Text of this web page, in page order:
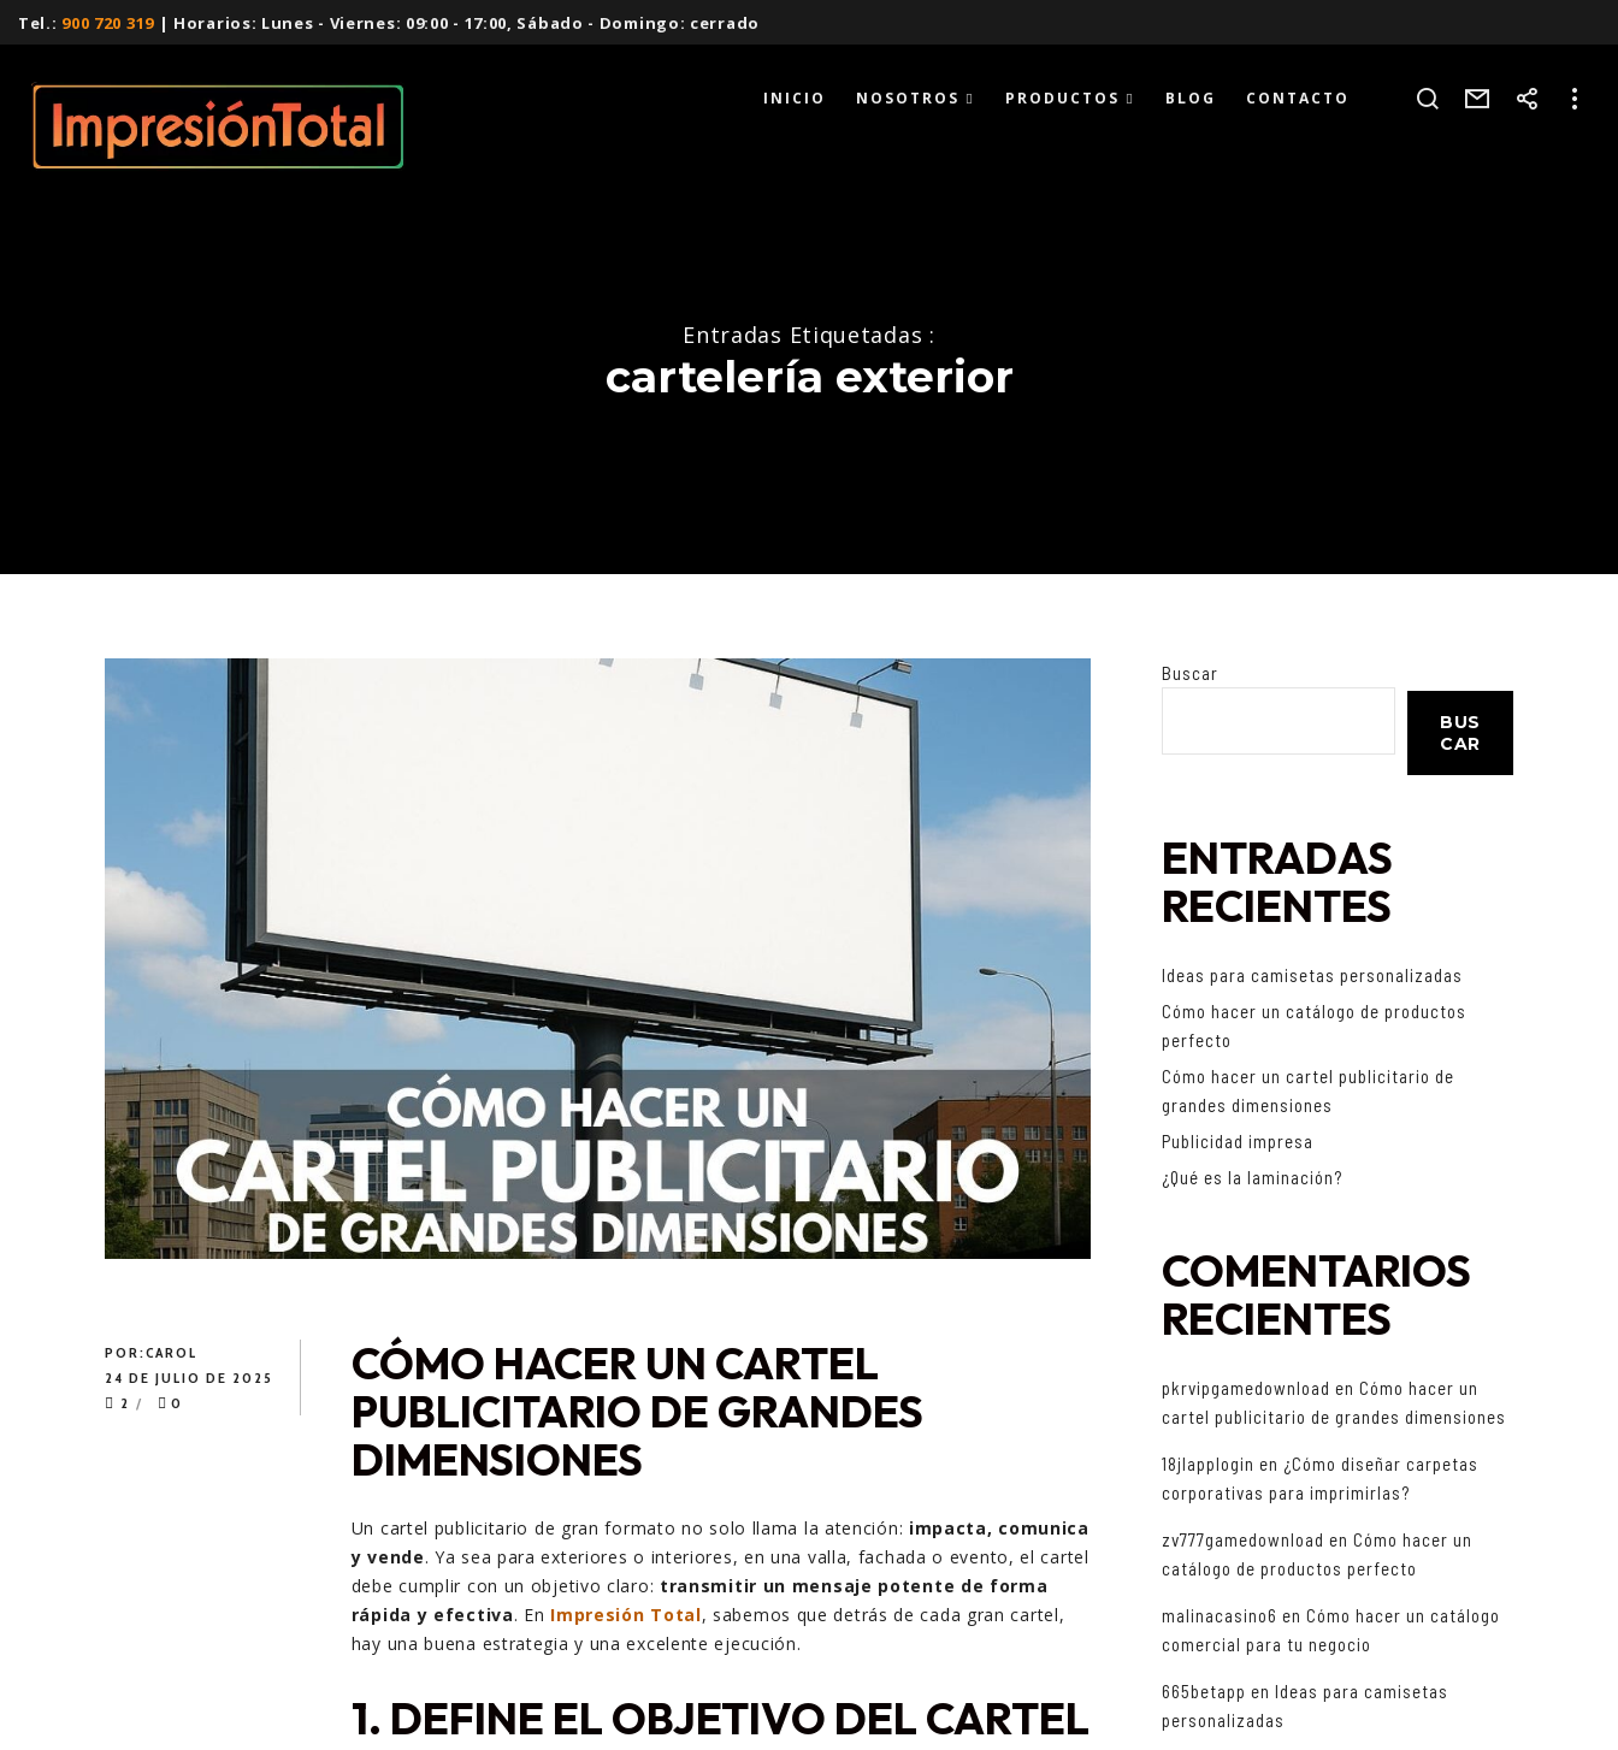
Tel.: 900 720 319| Horarios: Lunes - Viernes: 09:00 - 17:00, Sábado - Domingo: cerrado
INICIO NOSOTROS PRODUCTOS BLOG CONTACTO
Entradas Etiquetadas :
cartelería exterior
POR:CAROL
24 DE JULIO DE 2025
2
0
CÓMO HACER UN CARTEL
PUBLICITARIO DE GRANDES
DIMENSIONES
Un cartel publicitario de gran formato no solo llama la atención: impacta, comunica
y vende. Ya sea para exteriores o interiores, en una valla, fachada o evento, el cartel
debe cumplir con un objetivo claro: transmitir un mensaje potente de forma
rápida y efectiva. En Impresión Total, sabemos que detrás de cada gran cartel,
hay una buena estrategia y una excelente ejecución.
1. DEFINE EL OBJETIVO DEL CARTEL
Buscar
BUS
CAR
ENTRADAS
RECIENTES
Ideas para camisetas personalizadas
Cómo hacer un catálogo de productos
perfecto
Cómo hacer un cartel publicitario de
grandes dimensiones
Publicidad impresa
¿Qué es la laminación?
COMENTARIOS
RECIENTES
pkrvipgamedownload en Cómo hacer un
cartel publicitario de grandes dimensiones
18jlapplogin en ¿Cómo diseñar carpetas
corporativas para imprimirlas?
zv777gamedownload en Cómo hacer un
catálogo de productos perfecto
malinacasino6 en Cómo hacer un catálogo
comercial para tu negocio
665betapp en Ideas para camisetas
personalizadas